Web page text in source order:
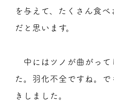
を与えて、たくさん食べ
だと思います。
中にはツノが曲がって
た。羽化不全ですね。
きしました。